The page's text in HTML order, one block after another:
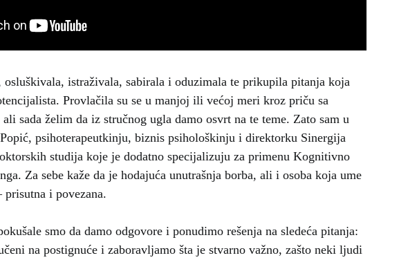
osluškivala, istraživala, sabirala i oduzimala te prikupila pitanja koja
Provlačila su se u manjoj ili većoj meri kroz priču sa
sada želim da iz stručnog ugla damo osvrt na te teme. Zato sam u
psihoterapeutkinju, biznis psihološkinju i direktorku Sinergija
studija koje je dodatno specijalizuju za primenu Kognitivno
Za sebe kaže da je hodajuća unutrašnja borba, ali i osoba koja ume
prisutna i povezana.
smo da damo odgovore i ponudimo rešenja na sledeća pitanja:
na postignuće i zaboravljamo šta je stvarno važno, zašto neki ljudi